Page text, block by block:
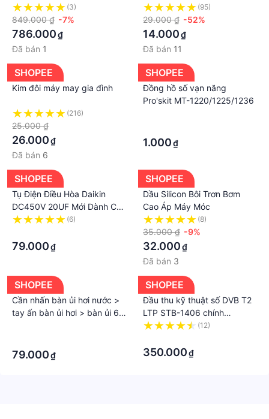
Bánh Bản Mới Nhất-Bảo
Hành 12 Tháng-TOP Đồ
GiC30L3
(3)
849.000 ₫ -7%
786.000₫
Đã bán 1
cơ, điều chỉnh độ sáng đèn
LED
(95)
29.000 ₫ -52%
14.000₫
Đã bán 11
SHOPEE
Kim đôi máy may gia đình
(216)
25.000 ₫
26.000₫
Đã bán 6
SHOPEE
Đồng hồ số vạn năng
Pro'skit MT-1220/1225/1236
1.000₫
SHOPEE
Tụ Điện Điều Hòa Daikin
DC450V 20UF Mới Dành Cho
Đuôi Nóng Máy Lạnh - Điện
(6)
79.000₫
SHOPEE
Dầu Silicon Bôi Trơn Bơm
Cao Áp Máy Móc
(8)
35.000 ₫ -9%
32.000₫
Đã bán 3
SHOPEE
Cần nhấn bàn ủi hơi nước >
tay ấn bàn ủi hơi > bàn ủi 6
79.000₫
SHOPEE
Đầu thu kỹ thuật số DVB T2
LTP STB-1406 chính
hãng,hàng chuẩn
(12)
350.000₫